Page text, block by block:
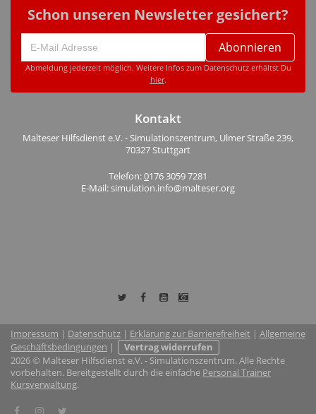
Schon unseren Newsletter gesichert?
Abonnieren
Abmeldung jederzeit möglich. Weitere Infos zum Datenschutz erhältst Du
hier.
Kontakt
Malteser Hilfsdienst e.V. - Simulationszentrum, Ulmer Straße 239,
70327 Stuttgart
Telefon:0176 3059 7281
E-Mail: simulation.info@malteser.org
Impressum Datenschutz Erklärung zur Barrierefreiheit
Allgemeine
Geschäftsbedingungen
Vertrag widerrufen
2026 © Malteser Hilfsdienst e.V. - Simulationszentrum. Alle Rechte
vorbehalten. Bereitgestellt durch die einfache Personal Trainer
Kursverwaltung.